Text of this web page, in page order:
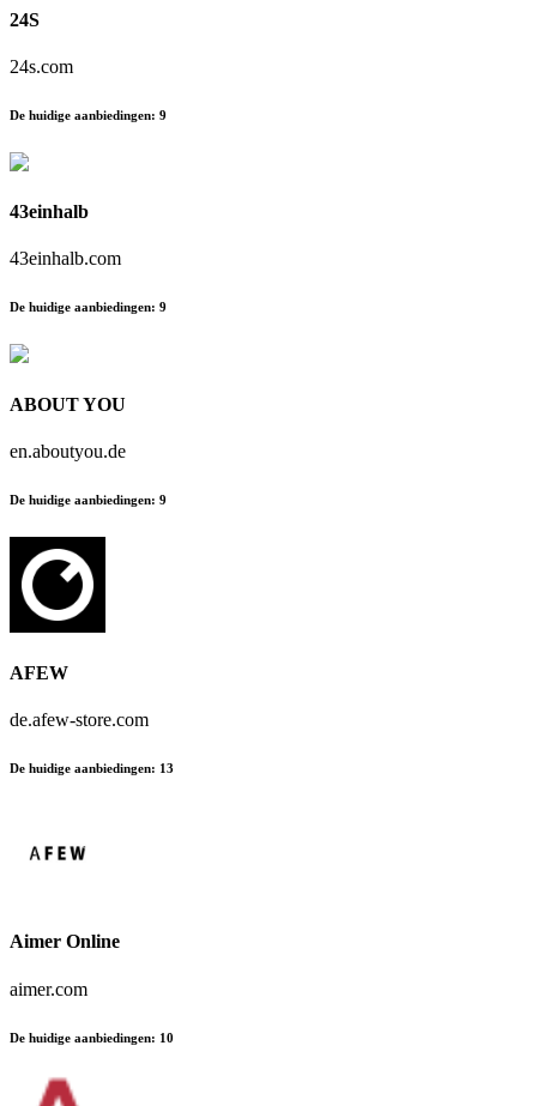
24S
24s.com
De huidige aanbiedingen: 9
43einhalb
43einhalb.com
De huidige aanbiedingen: 9
ABOUT YOU
en.aboutyou.de
De huidige aanbiedingen: 9
AFEW
de.afew-store.com
De huidige aanbiedingen: 13
Aimer Online
aimer.com
De huidige aanbiedingen: 10